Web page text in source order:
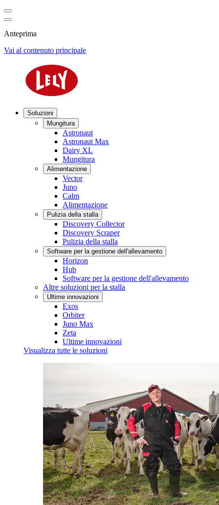
Anteprima
Vai al contenuto principale
Soluzioni
Mungitura
Astronaut
Astronaut Max
Dairy XL
Mungitura
Alimentazione
Vector
Juno
Calm
Alimentazione
Pulizia della stalla
Discovery Collector
Discovery Scraper
Pulizia della stalla
Software per la gestione dell'allevamento
Horizon
Hub
Software per la gestione dell'allevamento
Altre soluzioni per la stalla
Ultime innovazioni
Exos
Orbiter
Juno Max
Zeta
Ultime innovazioni
Visualizza tutte le soluzioni